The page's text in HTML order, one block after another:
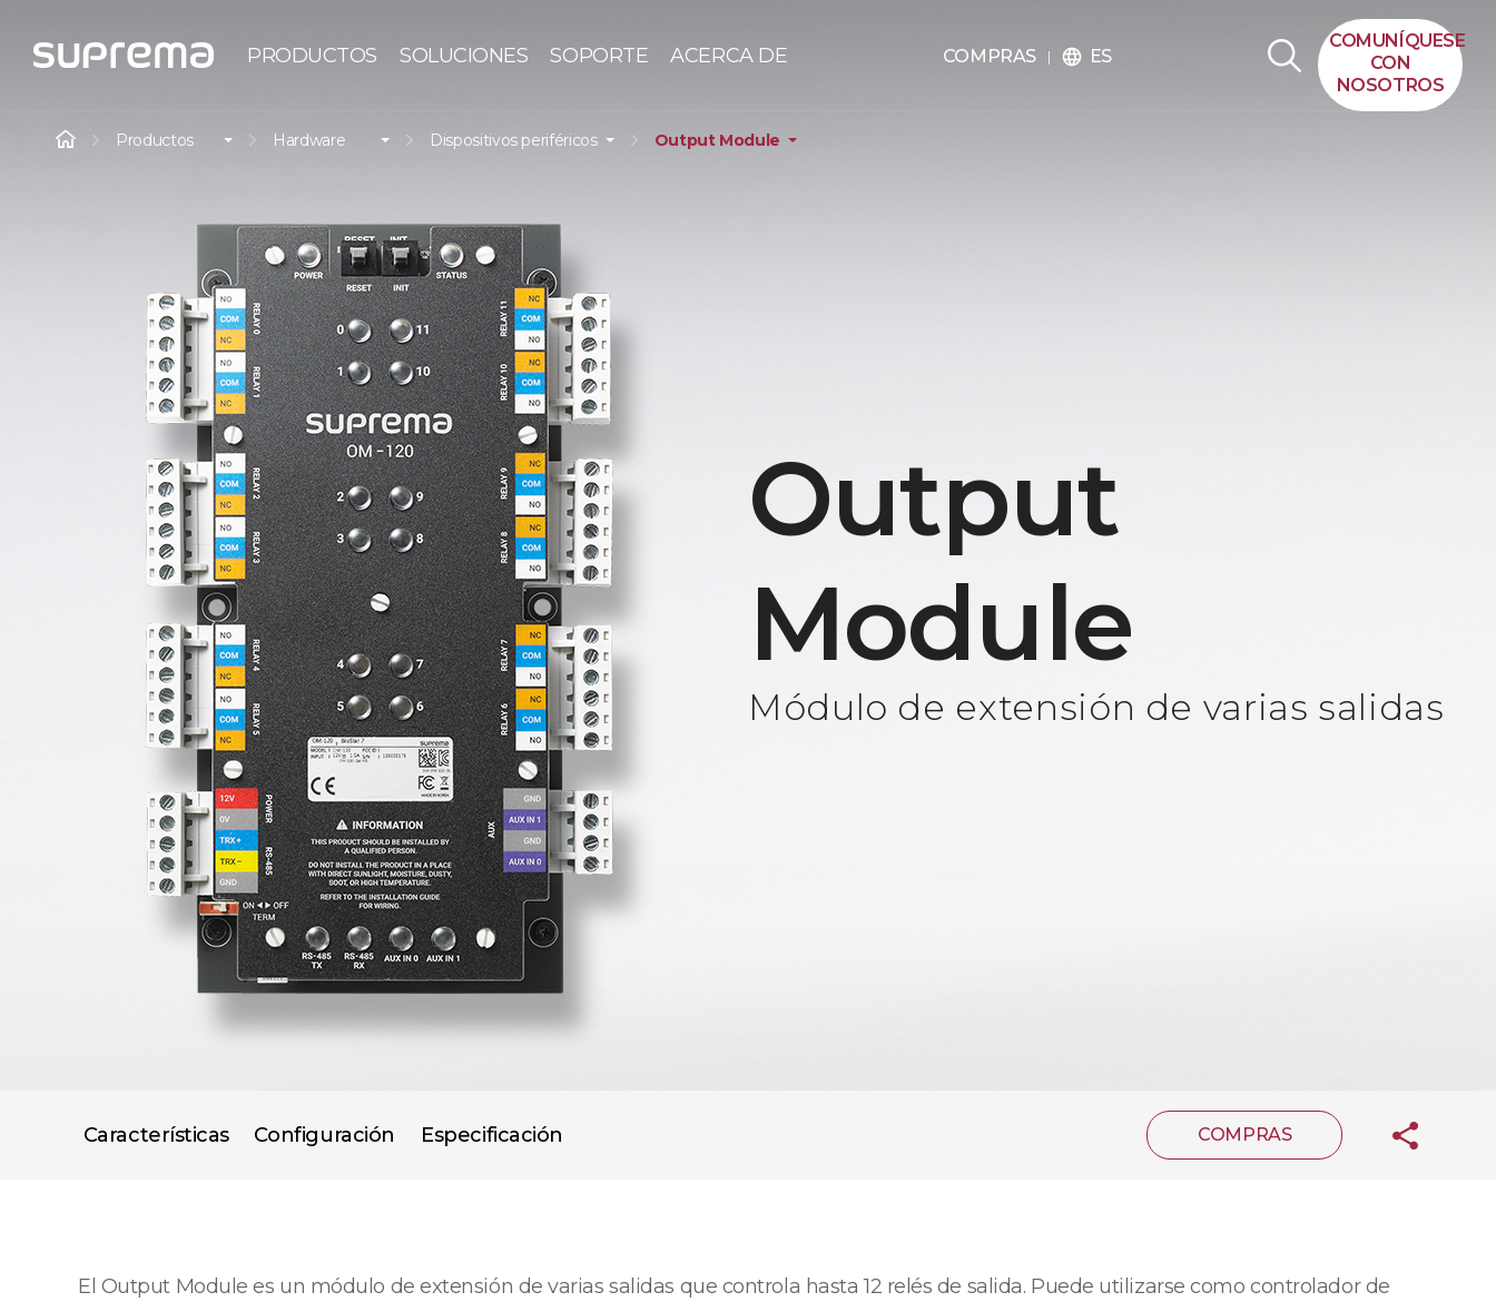
PRODUCTOS SOLUCIONES SOPORTE ACERCA DE COMPRAS language ES
COMUNÍQUESE
CON
NOSOTROS
Output
Module
Módulo de extensión de varias salidas
Productos Hardware Dispositivos periféricos Output Module
Características Configuración Especificación COMPRAS
El Output Module es un módulo de extensión de varias salidas que controla hasta 12 relés de salida. Puede utilizarse como controlador de